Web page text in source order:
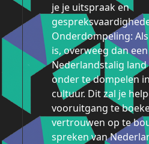
je je uitspraak en
Onderdompeling:
is, overweeg dan
Nederlandstalig
onder te dompelen
cultuur. Dit zal je
vooruitgang te
vertrouwen op te
spreken van